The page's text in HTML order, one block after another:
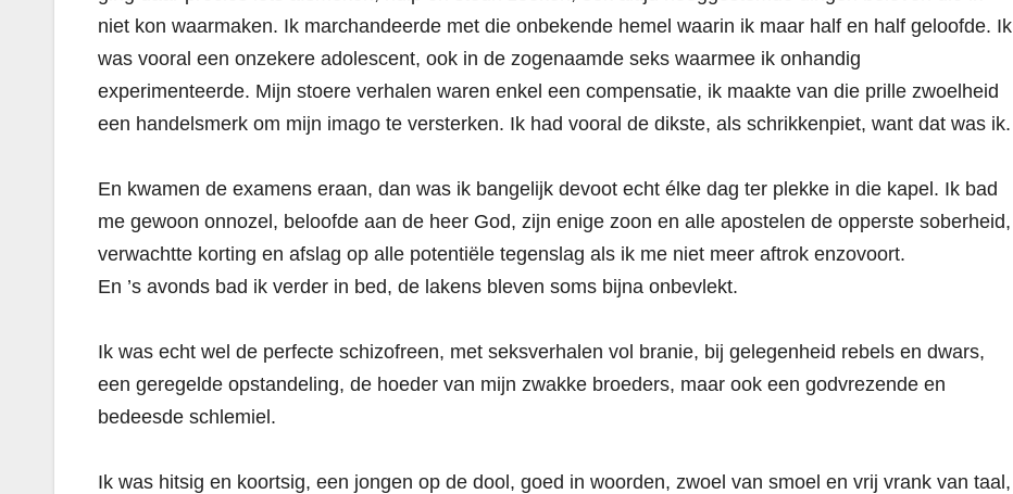
niet kon waarmaken. Ik marchandeerde met die onbekende hemel waarin ik maar half en half geloofde. Ik
was vooral een onzekere adolescent, ook in de zogenaamde seks waarmee ik onhandig
experimenteerde. Mijn stoere verhalen waren enkel een compensatie, ik maakte van die prille zwoelheid
een handelsmerk om mijn imago te versterken. Ik had vooral de dikste, als schrikkenpiet, want dat was ik.
En kwamen de examens eraan, dan was ik bangelijk devoot echt élke dag ter plekke in die kapel. Ik bad
me gewoon onnozel, beloofde aan de heer God, zijn enige zoon en alle apostelen de opperste soberheid,
verwachtte korting en afslag op alle potentiële tegenslag als ik me niet meer aftrok enzovoort.
En ’s avonds bad ik verder in bed, de lakens bleven soms bijna onbevlekt.
Ik was echt wel de perfecte schizofreen, met seksverhalen vol branie, bij gelegenheid rebels en dwars,
een geregelde opstandeling, de hoeder van mijn zwakke broeders, maar ook een godvrezende en
bedeesde schlemiel.
Ik was hitsig en koortsig, een jongen op de dool, goed in woorden, zwoel van smoel en vrij vrank van taal,